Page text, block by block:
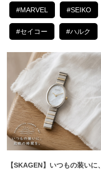
#MARVEL #SEIKO
#セイコー #ハルク
【SKAGEN】いつもの装いに、